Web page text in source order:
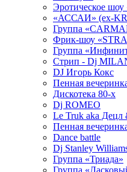
Эротическое
«АССАИ» (ex-
Группа
Фрик-шоу
Группа
Стрип - Dj
DJ Игорь Кокс
Пенная
Дискотека 80-х
Dj ROMEO
Le Truk aka
Пенная
Dance battle
Dj Stanley
Группа «Триада»
Группа